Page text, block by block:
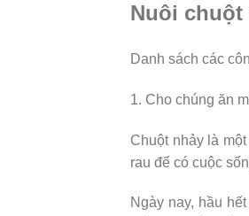
Nuôi chuột
Danh sách các
1. Cho chúng ăn
Chuột nhảy là
rau để có cuộc
Ngày nay, hầu